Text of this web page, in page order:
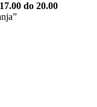
do 20.00